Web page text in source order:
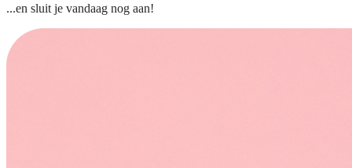
...en sluit je vandaag nog aan!